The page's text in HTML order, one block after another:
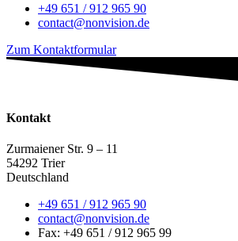
+49 651 / 912 965 90
contact@nonvision.de
Zum Kontaktformular
Kontakt
Zurmaiener Str. 9 – 11
54292 Trier
Deutschland
+49 651 / 912 965 90
contact@nonvision.de
Fax: +49 651 / 912 965 99